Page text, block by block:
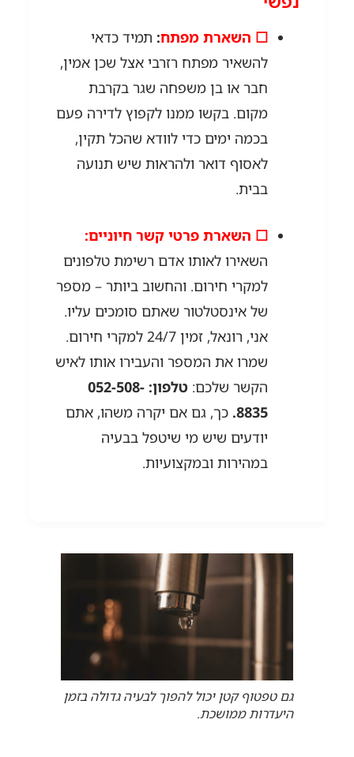
☐ השארת מפתח: תמיד כדאי
להשאיר מפתח רזרבי אצל שכן אמין,
חבר או בן משפחה שגר בקרבת
מקום. בקשו ממנו לקפוץ לדירה פעם
בכמה ימים כדי לוודא שהכל תקין,
לאסוף דואר ולהראות שיש תנועה
בבית.
☐ השארת פרטי קשר חיוניים:
השאירו לאותו אדם רשימת טלפונים
למקרי חירום. והחשוב ביותר – מספר
של אינסטלטור שאתם סומכים עליו.
אני, רונאל, זמין 24/7 למקרי חירום.
שמרו את המספר והעבירו אותו לאיש
הקשר שלכם:
טלפון: 052-508-
8835. כך, גם אם יקרה משהו, אתם
יודעים שיש מי שיטפל בבעיה
במהירות ובמקצועיות.
גם טפטוף קטן יכול להפוך לבעיה גדולה בזמן
היעדרות ממושכת.